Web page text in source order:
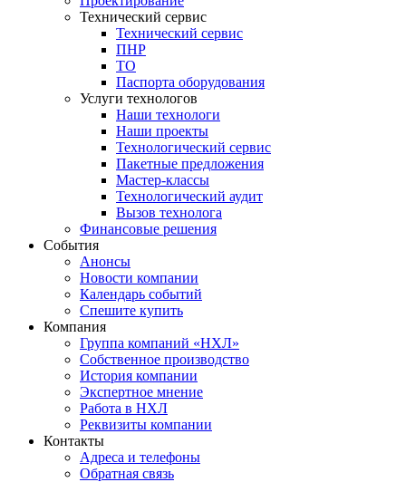
Технический сервис
Технический сервис
ПНР
ТО
Паспорта оборудования
Услуги технологов
Наши технологи
Наши проекты
Технологический сервис
Пакетные предложения
Мастер-классы
Технологический аудит
Вызов технолога
Финансовые решения
События
Анонсы
Новости компании
Календарь событий
Спешите купить
Компания
Группа компаний «НХЛ»
Собственное производство
История компании
Экспертное мнение
Работа в НХЛ
Реквизиты компании
Контакты
Адреса и телефоны
Обратная связь